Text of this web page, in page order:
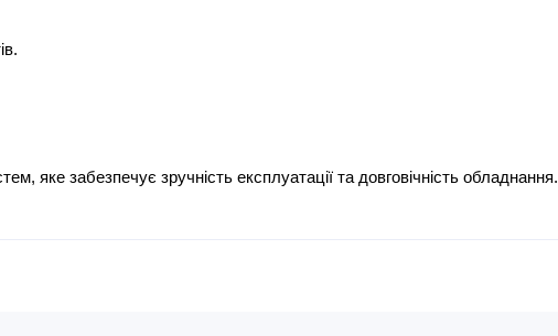
яке забезпечує зручність експлуатації та довговічність обладнання.